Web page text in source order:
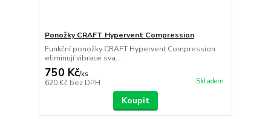
Ponožky CRAFT Hypervent Compression
Funkční ponožky CRAFT Hypervent Compression
eliminují vibrace sva...
750 Kč/ks
620 Kč bez DPH Skladem
Koupit